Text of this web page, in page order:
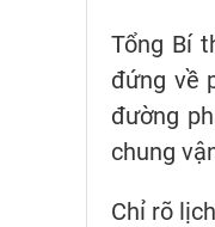
Tổng Bí
đứng về
đường
chung
Chỉ rõ